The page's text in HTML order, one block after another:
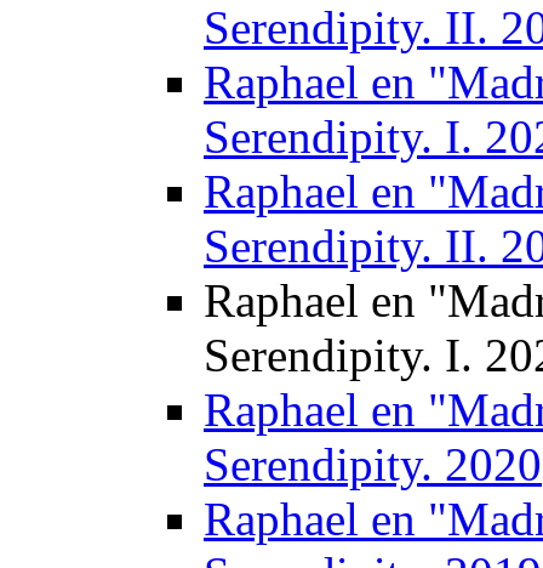
Serendipity. II.
Raphael en
Serendipity. I.
Raphael en
Serendipity. II.
Raphael en
Serendipity. I.
Raphael en
Serendipity. 2020
Raphael en